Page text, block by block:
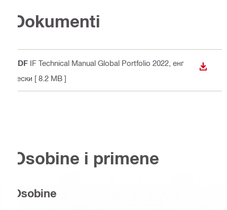
Dokumenti
PDF IF Technical Manual Global Portfolio 2022 , енг
лески [ 8.2 MB ]
Osobine i primene
Osobine